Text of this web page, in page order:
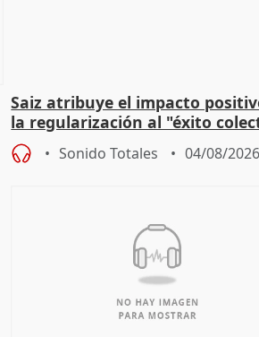
Saiz atribuye el impacto
la regularización al "éxito
del Gobierno
Sonido Totales 04/08/2026